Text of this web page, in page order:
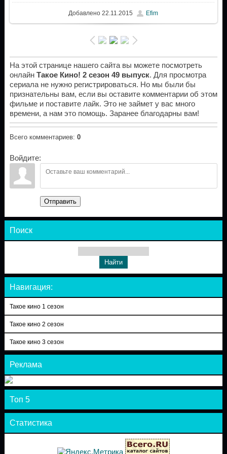
Добавлено 22.11.2015 Efim
На этой странице нашего сайта вы можете посмотреть
онлайн Такое Кино! 2 сезон 49 выпуск. Для просмотра
сериала не нужно регистрироваться. Но мы были бы
признательны вам, если вы оставите комментарии об этом
фильме и поставите лайк. Это не займет у вас много
времени, а нам это помощь. Заранее благодарны вам!
Всего комментариев: 0
Войдите:
Отправить
Поиск
Навигация:
Такое кино 1 сезон
Такое кино 2 сезон
Такое кино 3 сезон
Реклама
Топ 5
Статистика